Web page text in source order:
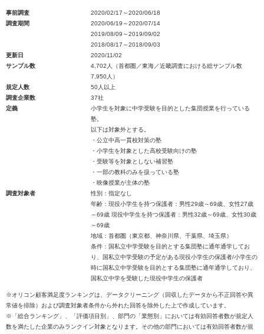
事前調査
2020/02/17～2020/06/18
調査期間
2020/06/19～2020/07/14
2019/08/09～2019/09/02
2018/08/17～2018/09/03
更新日
2020/11/02
サンプル数
4,702人（首都圏／東海／近畿調査における総サンプル数
7,950人）
規定人数
50人以上
調査企業数
37社
定義
小学生を対象に中学受験を目的とした集団授業を行っている
塾。
以下は対象外とする。
・公立中高一貫校対策の塾
・小学生を対象とした高校受験向けの塾
・受験等を対象としない補習塾
・一部の教科のみを扱っている塾
・映像授業が主体の塾
調査対象者
性別：指定なし
年齢：現役小学生を持つ保護者：男性29歳～69歳、女性27歳
～69歳 現役中学生を持つ保護者：男性32歳～69歳、女性30歳
～69歳
地域：首都圏（東京都、神奈川県、千葉県、埼玉県）
条件：国私立中学受験を目的とする集団塾に通年通学してお
り、国私立中学受験の予定がある現役小学生の保護者/小学生の
時に国私立中学受験を目的とする集団塾に通年通学しており、
国私立中学を受験した現役中学生の保護者
※オリコン顧客満足度ランキングは、データクリーニング（回収したデータから不正回答や異
常値を排除）および調査対象者条件から外れた回答を除外した上で作成しています。
※「総合ランキング」、「評価項目別」、部門の「業態別」においては有効回答者数が規定人
数を満たした企業のみランクイン対象となります。その他の部門においては有効回答者数が規